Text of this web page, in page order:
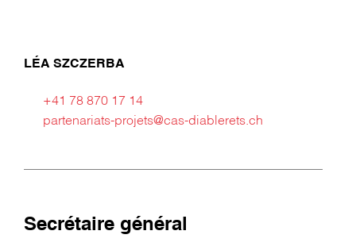
LÉA SZCZERBA
+41 78 870 17 14
partenariats-projets@cas-diablerets.ch
Secrétaire général